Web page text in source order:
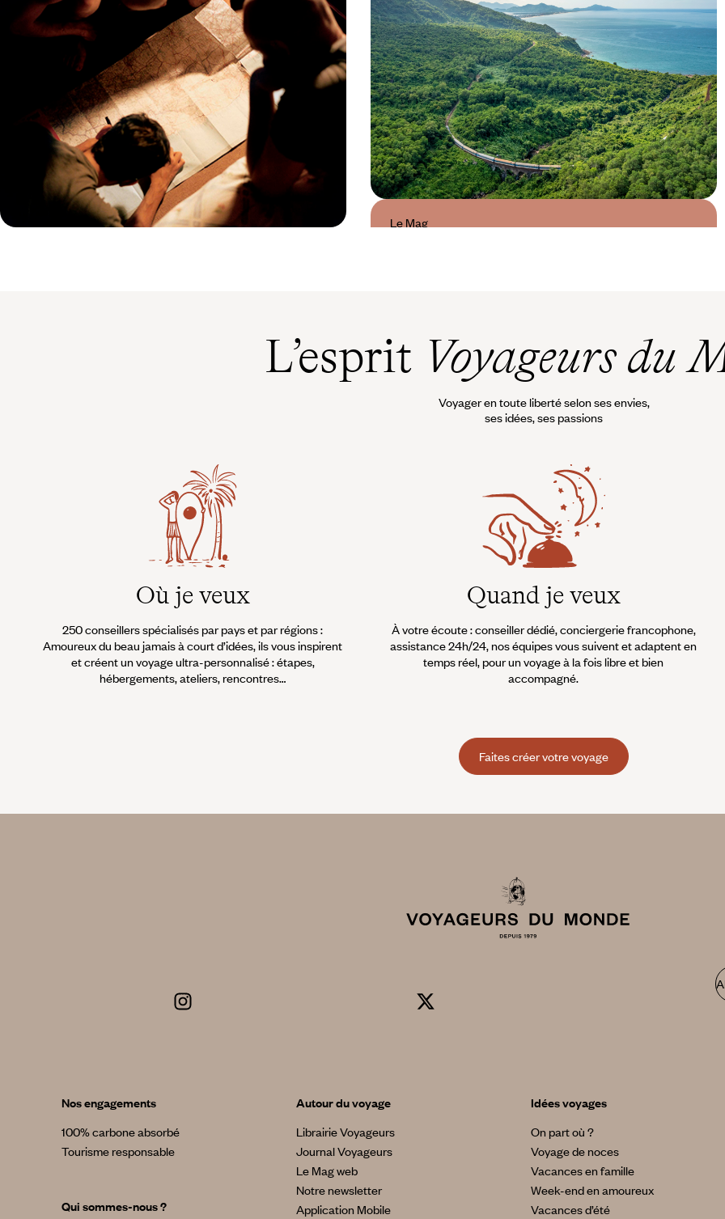
Le Mag
L’esprit Voyageurs du
Voyager en toute liberté selon ses envies,
ses idées, ses passions
Où je veux
250 conseillers spécialisés par pays et par régions :
Amoureux du beau jamais à court d’idées, ils vous inspirent
et créent un voyage ultra-personnalisé : étapes,
hébergements, ateliers, rencontres…
Quand je veux
À votre écoute : conseiller dédié, conciergerie francophone,
assistance 24h/24, nos équipes vous suivent et adaptent en
temps réel, pour un voyage à la fois libre et bien
accompagné.
Faites créer votre voyage
Nos engagements
100% carbone absorbé
Tourisme responsable
Qui sommes-nous ?
Autour du voyage
Librairie Voyageurs
Journal Voyageurs
Le Mag web
Notre newsletter
Application Mobile
Idées voyages
On part où ?
Voyage de noces
Vacances en famille
Week-end en amoureux
Vacances d’été